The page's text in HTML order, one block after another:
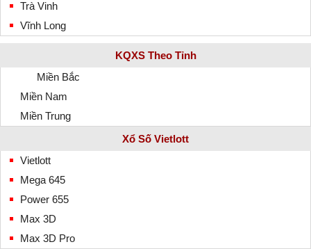
Trà Vinh
Vĩnh Long
KQXS Theo Tỉnh
Miền Bắc
Miền Nam
Miền Trung
Xổ Số Vietlott
Vietlott
Mega 645
Power 655
Max 3D
Max 3D Pro